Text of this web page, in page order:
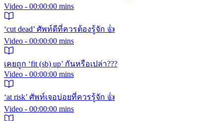
Video - 00:00:00 mins
‘cut dead’ ศัพท์ดีที่ควรต้องรู้จัก 👍
Video - 00:00:00 mins
เคยถูก ‘fit (sb) up’ กันหรือเปล่า???
Video - 00:00:00 mins
‘at risk’ ศัพท์เจอบ่อยที่ควรรู้จัก 👍
Video - 00:00:00 mins